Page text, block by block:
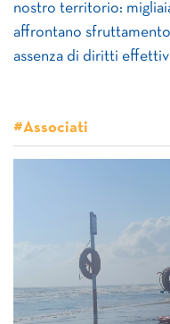
nostro territorio:
affrontano
assenza di diritti
#Associati